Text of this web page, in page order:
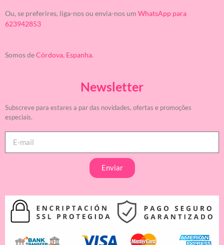
Ou, se preferires, liga-nos ou envia-nos um WhatsApp para
623942853
Somos deCórdova, Espanha.
Newsletter
Subscreve para estares a par das novidades, ofertas e promoções
especiais.
Enviar